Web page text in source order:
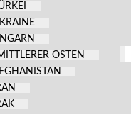
OSTEN